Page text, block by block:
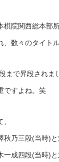
棋院関西総本部
、数々のタイト
まで昇段されま
ですよね。笑
秋乃三段(当時)
成四段(当時)と